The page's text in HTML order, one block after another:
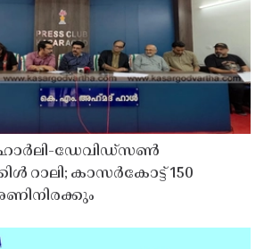
ഹാർലി-ഡേവിഡ്‌സൺ
റാലി; കാസർകോട്ട് 150